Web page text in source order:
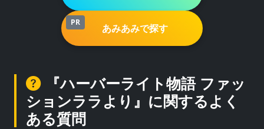
PR あみあみで探す
『ハーバーライト物語 ファッ
ションララより』に関するよく
ある質問